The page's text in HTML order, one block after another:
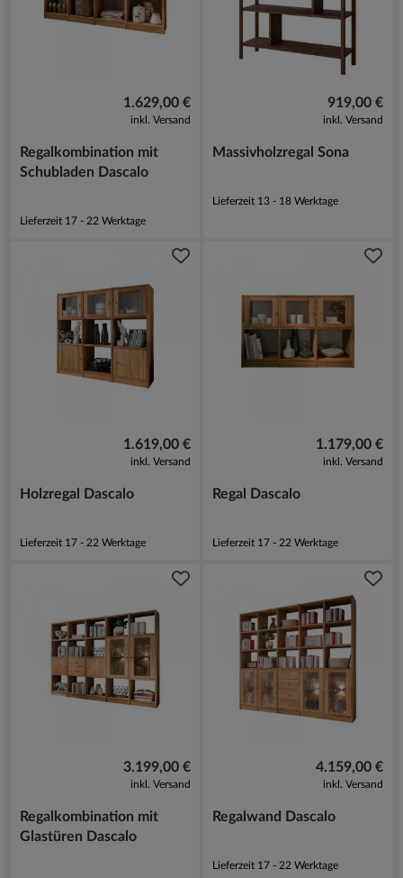
1.629,00 €
inkl. Versand
Regalkombination mit
Schubladen Dascalo
Lieferzeit 17 - 22 Werktage
919,00 €
inkl. Versand
Massivholzregal Sona
Lieferzeit 13 - 18 Werktage
1.619,00 €
inkl. Versand
Holzregal Dascalo
Lieferzeit 17 - 22 Werktage
1.179,00 €
inkl. Versand
Regal Dascalo
Lieferzeit 17 - 22 Werktage
3.199,00 €
inkl. Versand
Regalkombination mit
Glastüren Dascalo
4.159,00 €
inkl. Versand
Regalwand Dascalo
Lieferzeit 17 - 22 Werktage